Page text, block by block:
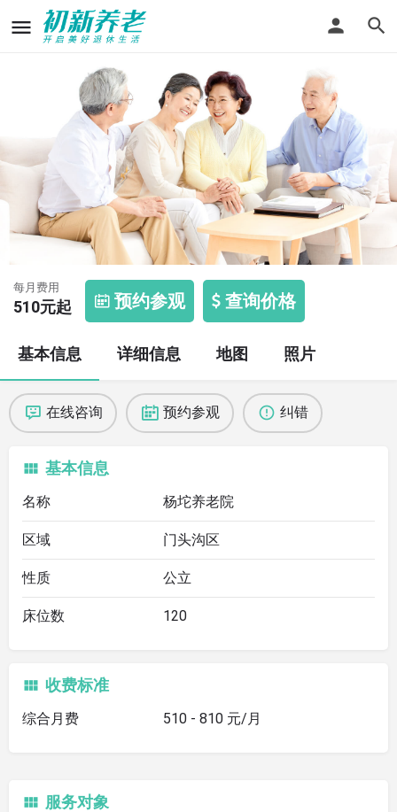
杨坨养老院
每月费用
510元起 预约参观 查询价格
基本信息 详细信息 地图 照片
在线咨询 预约参观 纠错
基本信息
名称 杨坨养老院
区域 门头沟区
性质 公立
床位数 120
收费标准
综合月费 510 - 810 元/月
服务对象